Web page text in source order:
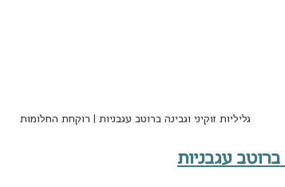
גליליות זוקיני וגבינה ברוטב עגבניות | רוקחת החלומות
ברוטב עגבניות